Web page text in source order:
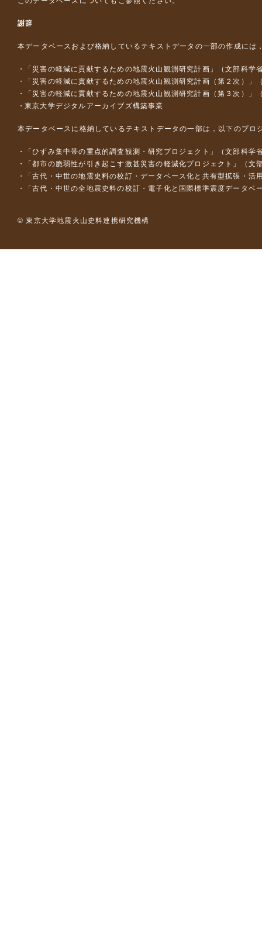
謝辞
本データベースおよび格納しているテキストデータの一部の作成には
「災害の軽減に貢献するための地震火山観測研究計画」（文部科学
「災害の軽減に貢献するための地震火山観測研究計画（第２次）」
「災害の軽減に貢献するための地震火山観測研究計画（第３次）」
東京大学デジタルアーカイブズ構築事業
本データベースに格納しているテキストデータの一部は，以下のプロ
「ひずみ集中帯の重点的調査観測・研究プロジェクト」（文部科
「都市の脆弱性が引き起こす激甚災害の軽減化プロジェクト」（
「古代・中世の地震史料の校訂・データベース化と共有型拡張・
「古代・中世の全地震史料の校訂・電子化と国際標準震度データ
© 東京大学地震火山史料連携研究機構